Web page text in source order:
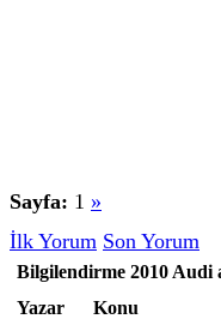
Sayfa: 1 »
İlk Yorum Son Yorum
Bilgilendirme 2010 Audi
Yazar
Konu